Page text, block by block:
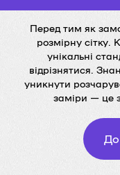
Перед тим як
розмірну
унікальні
відрізнятися.
уникнути
заміри — це
До